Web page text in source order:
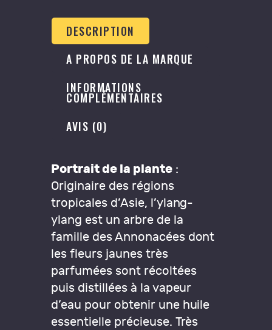
DESCRIPTION
A PROPOS DE LA MARQUE
INFORMATIONS
COMPLÉMENTAIRES
AVIS (0)
Portrait de la plante:
Originaire des régions
tropicales d’Asie, l’ylang-
ylang est un arbre de la
famille des Annonacées dont
les fleurs jaunes très
parfumées sont récoltées
puis distillées à la vapeur
d’eau pour obtenir une huile
essentielle précieuse. Très